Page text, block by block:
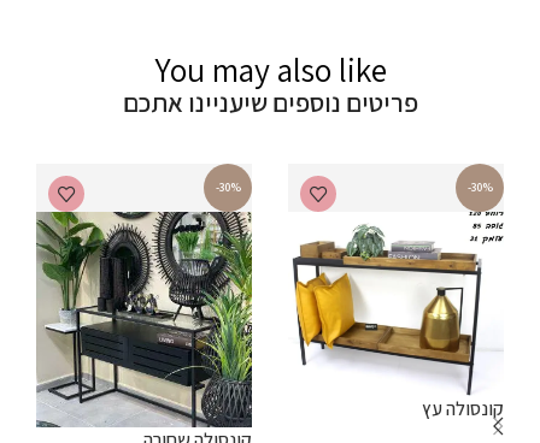
You may also like
פריטים נוספים שיעניינו אתכם
-30%
קונסולה עץ
-30%